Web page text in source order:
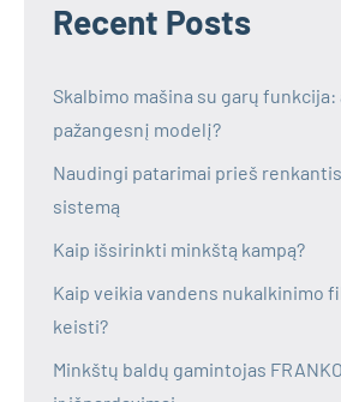
Recent Posts
Skalbimo mašina su garų
pažangesnį modelį?
Naudingi patarimai prieš
sistemą
Kaip išsirinkti minkštą kampą?
Kaip veikia vandens nukalkinimo
keisti?
Minkštų baldų gamintojas